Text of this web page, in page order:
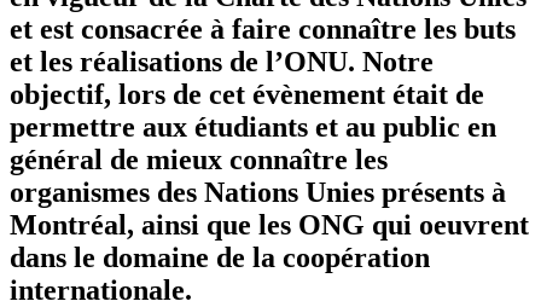
et est consacrée à faire connaître les buts
et les réalisations de l’ONU. Notre
objectif, lors de cet évènement était de
permettre aux étudiants et au public en
général de mieux connaître les
organismes des Nations Unies présents à
Montréal, ainsi que les ONG qui oeuvrent
dans le domaine de la coopération
internationale.